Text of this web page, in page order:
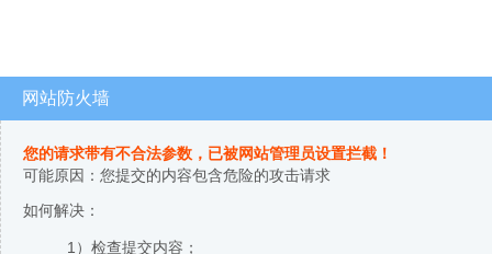
网站防火墙
您的请求带有不合法参数，已被网站管理员设置拦截！
可能原因：您提交的内容包含危险的攻击请求
如何解决：
1）检查提交内容；